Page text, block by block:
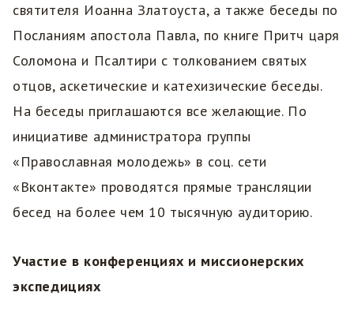
святителя Иоанна Златоуста, а также беседы по
Посланиям апостола Павла, по книге Притч царя
Соломона и Псалтири с толкованием святых
отцов, аскетические и катехизические беседы.
На беседы приглашаются все желающие. По
инициативе администратора группы
«Православная молодежь» в соц. сети
«Вконтакте» проводятся прямые трансляции
бесед на более чем 10 тысячную аудиторию.
Участие в конференциях и миссионерских
экспедициях